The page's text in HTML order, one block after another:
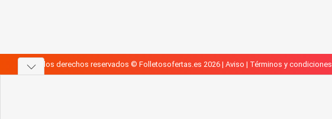
Todos los derechos reservados © Folletosofertas.es 2026 | Aviso | Términos y condiciones